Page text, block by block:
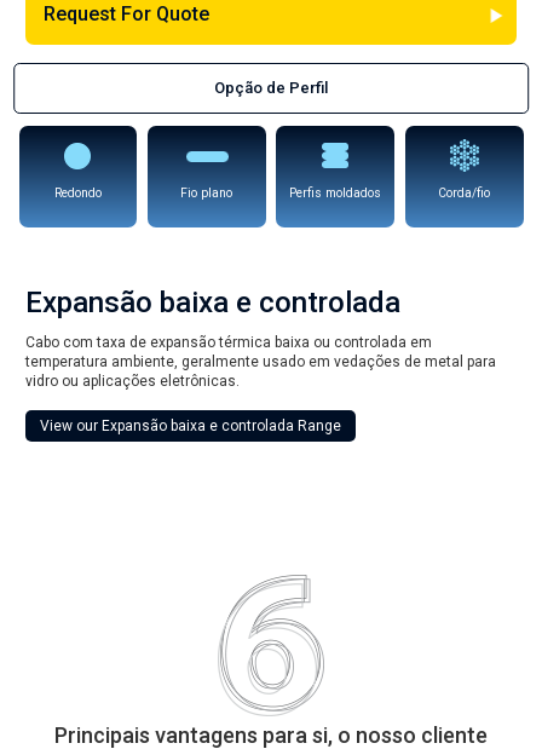
Request For Quote
Opção de Perfil
Redondo Fio plano Perfis moldados Corda/fio
Expansão baixa e controlada
Cabo com taxa de expansão térmica baixa ou controlada em
temperatura ambiente, geralmente usado em vedações de metal para
vidro ou aplicações eletrônicas.
View our Expansão baixa e controlada Range
Principais vantagens para si, o nosso cliente